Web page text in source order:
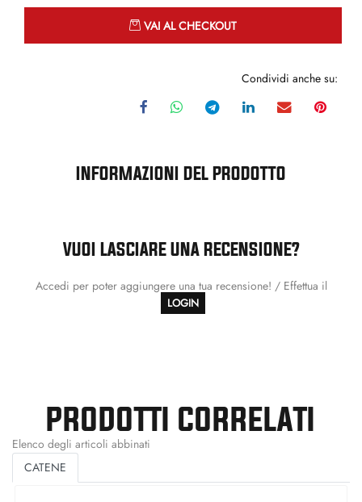
VAI AL CHECKOUT
Condividi anche su:
INFORMAZIONI DEL PRODOTTO
VUOI LASCIARE UNA RECENSIONE?
Accedi per poter aggiungere una tua recensione! / Effettua il
LOGIN
PRODOTTI CORRELATI
Elenco degli articoli abbinati
CATENE